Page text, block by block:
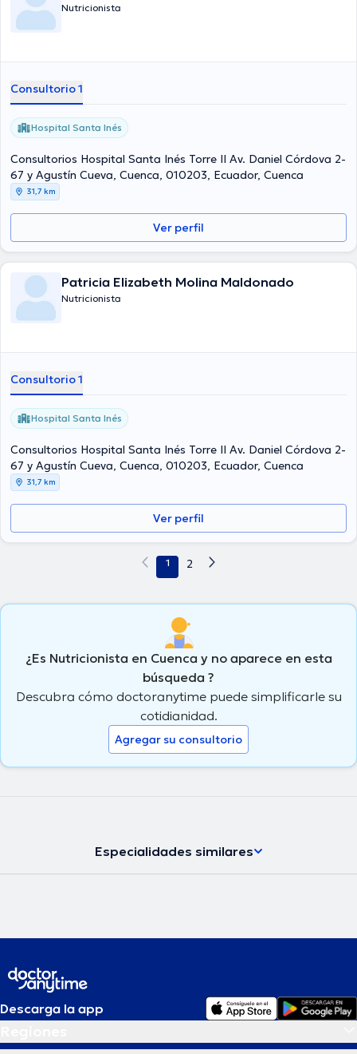
Nutricionista
Consultorio 1
Hospital Santa Inés
Consultorios Hospital Santa Inés Torre II Av. Daniel Córdova 2-
67 y Agustín Cueva, Cuenca, 010203, Ecuador, Cuenca
31,7 km
Ver perfil
Patricia Elizabeth Molina Maldonado
Nutricionista
Consultorio 1
Hospital Santa Inés
Consultorios Hospital Santa Inés Torre II Av. Daniel Córdova 2-
67 y Agustín Cueva, Cuenca, 010203, Ecuador, Cuenca
31,7 km
Ver perfil
1 2
¿Es Nutricionista en Cuenca y no aparece en esta
búsqueda ?
Descubra cómo doctoranytime puede simplificarle su
cotidianidad.
Agregar su consultorio
Especialidades similares
Descarga la app